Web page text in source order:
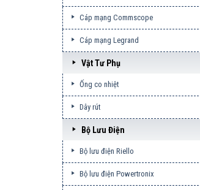
Cáp mạng Commscope
Cáp mạng Legrand
Vật Tư Phụ
Ống co nhiệt
Dây rút
Bộ Lưu Điện
Bộ lưu điện Riello
Bộ lưu điện Powertronix